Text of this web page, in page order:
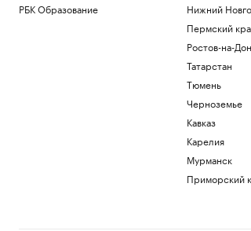
РБК Образование
Нижний
Пермский
Ростов-на-
Татарстан
Тюмень
Черноземье
Кавказ
Карелия
Мурманск
Приморский